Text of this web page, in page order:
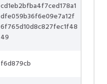
cd1eb2bfba4f7ced178a1
dfe059b36f6e09e7a12f
6f765d10d8c827fec1f48
49
f6d879cb